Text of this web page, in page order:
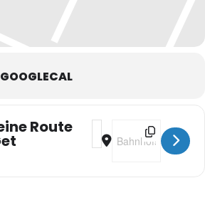
GOOGLECAL
Route Address - Milonga
Destination